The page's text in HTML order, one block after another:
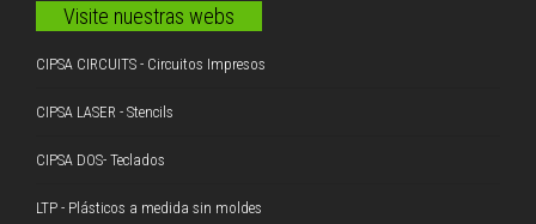
Visite nuestras webs
CIPSA CIRCUITS - Circuitos Impresos
CIPSA LASER - Stencils
CIPSA DOS- Teclados
LTP - Plásticos a medida sin moldes